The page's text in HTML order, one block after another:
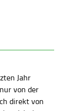
Jahr
von der
direkt von